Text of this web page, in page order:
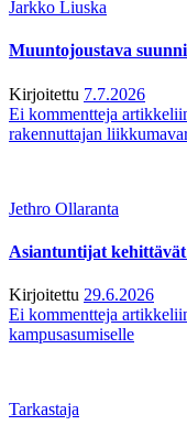
Jarkko Liuska
Muuntojoustava
Kirjoitettu 7.7.2026
Ei kommentteja
rakennuttajan
Jethro Ollaranta
Asiantuntijat
Kirjoitettu 29.6.2026
Ei kommentteja
kampusasumiselle
Tarkastaja